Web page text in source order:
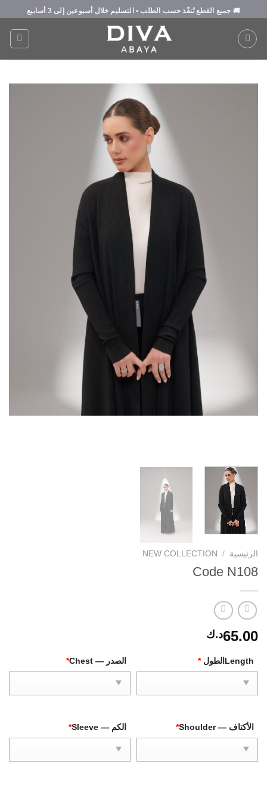
content
🚚 جميع القطع تُنفّذ حسب الطلب • التسليم خلال أسبوعين إلى 3 أسابيع
الرئيسية /
NEW COLLECTION
Code N108
65.00د.ك
الصدر — Chest * Lengthالطول *
الكم — Sleeve * الأكتاف — Shoulder *